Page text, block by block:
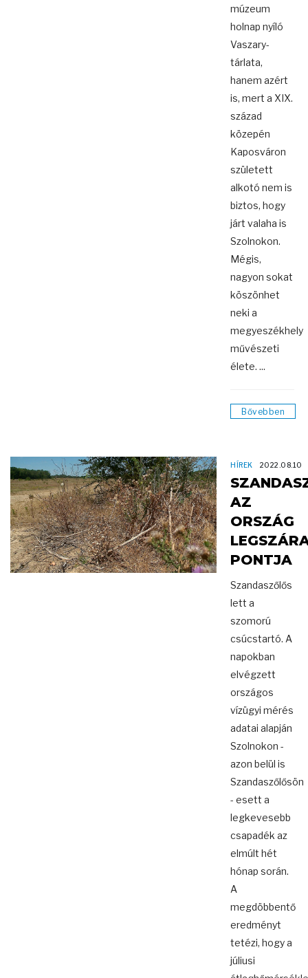
múzeum
holnap nyíló
Vaszary-
tárlata,
hanem azért
is, mert a XIX.
század
közepén
Kaposváron
született
alkotó nem is
biztos, hogy
járt valaha is
Szolnokon.
Mégis,
nagyon sokat
köszönhet
neki a
megyeszékhely
művészeti
élete. ...
Bővebben
HÍREK 2022.08.10
AZ
ORSZÁG
PONTJA
Szandaszőlős
lett a
szomorú
csúcstartó. A
napokban
elvégzett
országos
vízügyi mérés
adatai alapján
Szolnokon -
azon belül is
Szandaszőlősön
- esett a
legkevesebb
csapadék az
elmúlt hét
hónap során.
A
megdöbbentő
eredményt
tetézi, hogy a
júliusi